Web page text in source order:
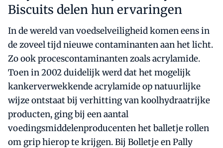
Biscuits delen hun ervaringen
In de wereld van voedselveiligheid komen eens in
de zoveel tijd nieuwe contaminanten aan het licht.
Zo ook procescontaminanten zoals acrylamide.
Toen in 2002 duidelijk werd dat het mogelijk
kankerverwekkende acrylamide op natuurlijke
wijze ontstaat bij verhitting van koolhydraatrijke
producten, ging bij een aantal
voedingsmiddelenproducenten het balletje rollen
om grip hierop te krijgen. Bij Bolletje en Pally